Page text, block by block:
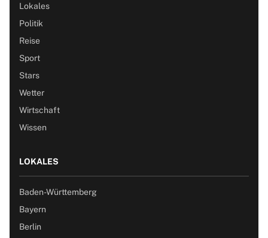
Lokales
Politik
Reise
Sport
Stars
Wetter
Wirtschaft
Wissen
LOKALES
Baden-Württemberg
Bayern
Berlin